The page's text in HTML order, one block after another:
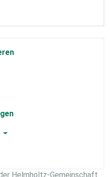
Helmholtz-Gemeinschaft